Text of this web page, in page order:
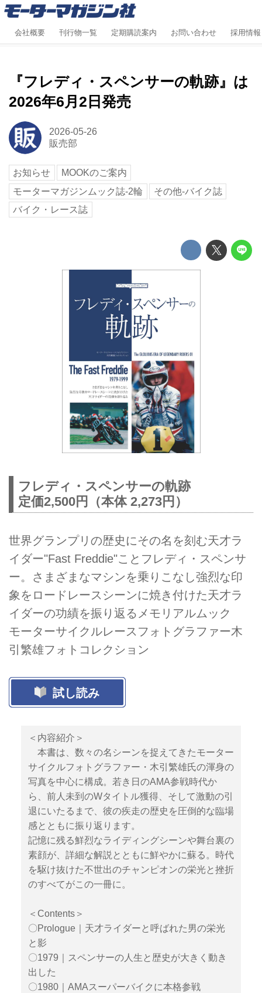
会社概要 刊行物一覧 定期購読案内 お問い合わせ 採用情報
『フレディ・スペンサーの軌跡』は
2026年6月2日発売
2026-05-26
販売部
お知らせ
MOOKのご案内
モーターマガジンムック誌-2輪
その他-バイク誌
バイク・レース誌
フレディ・スペンサーの軌跡
定価2,500円（本体 2,273円）
世界グランプリの歴史にその名を刻む天才ラ
イダー"Fast Freddie"ことフレディ・スペンサ
ー。さまざまなマシンを乗りこなし強烈な印
象をロードレースシーンに焼き付けた天才ラ
イダーの功績を振り返るメモリアルムック
モーターサイクルレースフォトグラファー木
引繁雄フォトコレクション
試し読み
＜内容紹介＞
本書は、数々の名シーンを捉えてきたモーター
サイクルフォトグラファー・木引繁雄氏の渾身の
写真を中心に構成。若き日のAMA参戦時代か
ら、前人未到のWタイトル獲得、そして激動の引
退にいたるまで、彼の疾走の歴史を圧倒的な臨場
感とともに振り返ります。
記憶に残る鮮烈なライディングシーンや舞台裏の
素顔が、詳細な解説とともに鮮やかに蘇る。時代
を駆け抜けた不世出のチャンピオンの栄光と挫折
のすべてがこの一冊に。
＜Contents＞
〇Prologue｜天才ライダーと呼ばれた男の栄光
と影
〇1979｜スペンサーの人生と歴史が大きく動き
出した
〇1980｜AMAスーパーバイクに本格参戦